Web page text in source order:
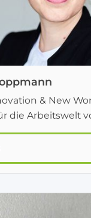
& New
die Arbeitswelt